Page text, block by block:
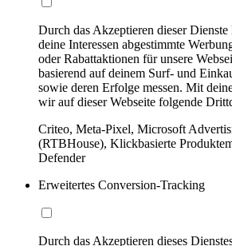
Durch das Akzeptieren dieser
deine Interessen abgestimmte
oder Rabattaktionen für unsere
basierend auf deinem Surf- und
sowie deren Erfolge messen. Mit
wir auf dieser Webseite folgende
Criteo, Meta-Pixel, Microsoft
(RTBHouse), Klickbasierte
Defender
Erweitertes Conversion-Tracking
Durch das Akzeptieren dieses